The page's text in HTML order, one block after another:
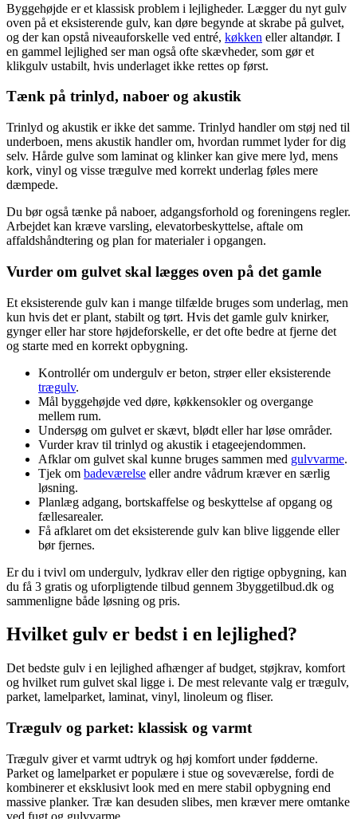
Byggehøjde er et klassisk problem i lejligheder. Lægger du nyt gulv
oven på et eksisterende gulv, kan døre begynde at skrabe på gulvet,
og der kan opstå niveauforskelle ved entré, køkken eller altandør. I
en gammel lejlighed ser man også ofte skævheder, som gør et
klikgulv ustabilt, hvis underlaget ikke rettes op først.
Tænk på trinlyd, naboer og akustik
Trinlyd og akustik er ikke det samme. Trinlyd handler om støj ned til
underboen, mens akustik handler om, hvordan rummet lyder for dig
selv. Hårde gulve som laminat og klinker kan give mere lyd, mens
kork, vinyl og visse trægulve med korrekt underlag føles mere
dæmpede.
Du bør også tænke på naboer, adgangsforhold og foreningens regler.
Arbejdet kan kræve varsling, elevatorbeskyttelse, aftale om
affaldshåndtering og plan for materialer i opgangen.
Vurder om gulvet skal lægges oven på det gamle
Et eksisterende gulv kan i mange tilfælde bruges som underlag, men
kun hvis det er plant, stabilt og tørt. Hvis det gamle gulv knirker,
gynger eller har store højdeforskelle, er det ofte bedre at fjerne det
og starte med en korrekt opbygning.
Kontrollér om undergulv er beton, strøer eller eksisterende
trægulv.
Mål byggehøjde ved døre, køkkensokler og overgange
mellem rum.
Undersøg om gulvet er skævt, blødt eller har løse områder.
Vurder krav til trinlyd og akustik i etageejendommen.
Afklar om gulvet skal kunne bruges sammen med gulvvarme.
Tjek om badeværelse eller andre vådrum kræver en særlig
løsning.
Planlæg adgang, bortskaffelse og beskyttelse af opgang og
fællesarealer.
Få afklaret om det eksisterende gulv kan blive liggende eller
bør fjernes.
Er du i tvivl om undergulv, lydkrav eller den rigtige opbygning, kan
du få 3 gratis og uforpligtende tilbud gennem 3byggetilbud.dk og
sammenligne både løsning og pris.
Hvilket gulv er bedst i en lejlighed?
Det bedste gulv i en lejlighed afhænger af budget, støjkrav, komfort
og hvilket rum gulvet skal ligge i. De mest relevante valg er trægulv,
parket, lamelparket, laminat, vinyl, linoleum og fliser.
Trægulv og parket: klassisk og varmt
Trægulv giver et varmt udtryk og høj komfort under fødderne.
Parket og lamelparket er populære i stue og soveværelse, fordi de
kombinerer et eksklusivt look med en mere stabil opbygning end
massive planker. Træ kan desuden slibes, men kræver mere omtanke
ved fugt og gulvvarme.